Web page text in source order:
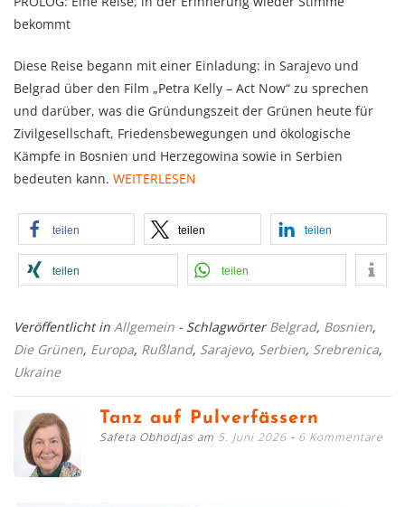
bekommt
Diese Reise begann mit einer Einladung: in Sarajevo und
Belgrad über den Film „Petra Kelly – Act Now“ zu sprechen
und darüber, was die Gründungszeit der Grünen heute für
Zivilgesellschaft, Friedensbewegungen und ökologische
Kämpfe in Bosnien und Herzegowina sowie in Serbien
bedeuten kann. WEITERLESEN
teilen teilen teilen
teilen teilen
Veröffentlicht in Allgemein - SchlagwörterBelgrad, Bosnien,
Die Grünen, Europa, Rußland, Sarajevo, Serbien, Srebrenica,
Ukraine
Tanz auf Pulverfässern
Safeta Obhodjas am 5. Juni 2026 6 Kommentare